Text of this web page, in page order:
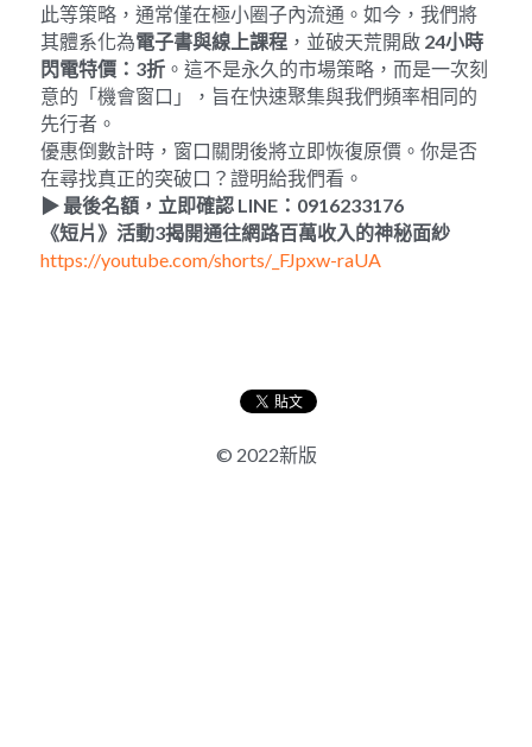
此等策略，通常僅在極小圈子內流通。如今，我們將
其體系化為電子書與線上課程 ，並破天荒開啟 24小時
閃電特價： 3折 。這不是永久的市場策略，而是一次刻
意的「機會窗口」，旨在快速聚集與我們頻率相同的
先行者。
優惠倒數計時，窗口關閉後將立即恢復原價。你是否
在尋找真正的突破口？證明給我們看。
▶ 最後名額，立即確認 LINE ： 0916233176
《短片》活動3揭開通往網路百萬收入的神秘面紗
https://youtube.com/shorts/_FJpxw-raUA
© 2022新版